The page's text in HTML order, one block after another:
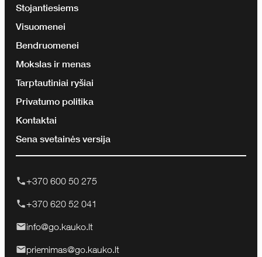
Stojantiesiems
Visuomenei
Bendruomenei
Mokslas ir menas
Tarptautiniai ryšiai
Privatumo politika
Kontaktai
Sena svetainės versija
+370 600 50 275
+370 620 52 041
info@go.kauko.lt
priemimas@go.kauko.lt